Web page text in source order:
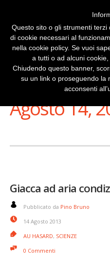
Stai Visualizzando
Agosto 14,
Giacca ad aria
Pubblicato da Pino Bruno
14 Agosto 2013
AU HASARD, SCIENZE
0 Commenti
Questo sito o gli strumenti
di cookie necessari al
nella cookie policy. Se vuoi
a tutti o ad alcuni
Chiudendo questo banner,
su un link o proseguendo la
acconsenti